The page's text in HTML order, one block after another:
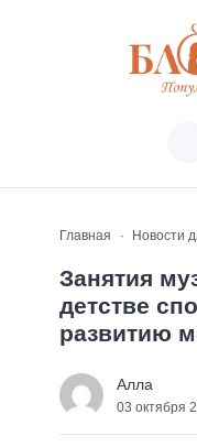
Главная Новости
Занятия
детстве
развитию
Алла
03 октября